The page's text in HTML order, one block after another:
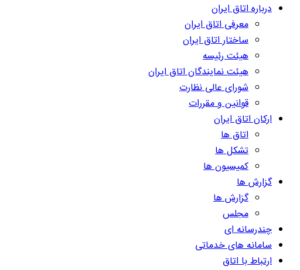
درباره اتاق ایران
معرفی اتاق ایران
ساختار اتاق ایران
هیئت رئیسه
هیئت نمایندگان اتاق ایران
شورای عالی نظارت
قوانین و مقررات
ارکان اتاق ایران
اتاق ها
تشکل ها
کمیسیون ها
گزارش ها
گزارش ها
مجلس
چندرسانه ای
سامانه های خدماتی
ارتباط با اتاق